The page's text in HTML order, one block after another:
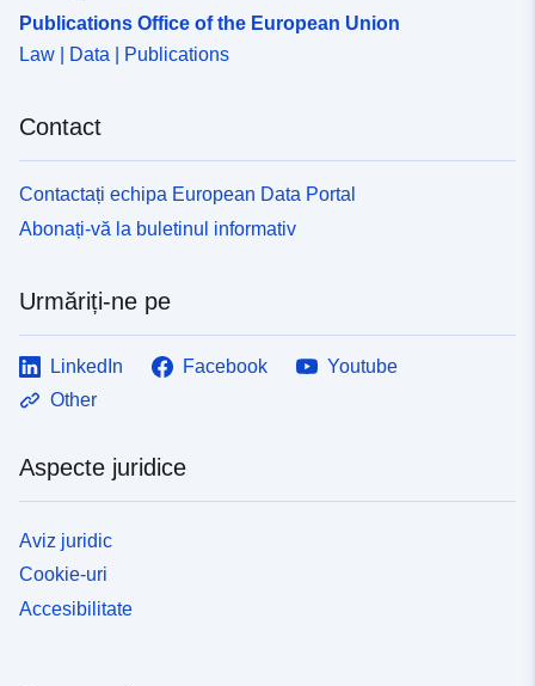
Publications Office of the European Union
Law | Data | Publications
Contact
Contactați echipa European Data Portal
Abonați-vă la buletinul informativ
Urmăriți-ne pe
LinkedIn Facebook
Youtube
Other
Aspecte juridice
Aviz juridic
Cookie-uri
Accesibilitate